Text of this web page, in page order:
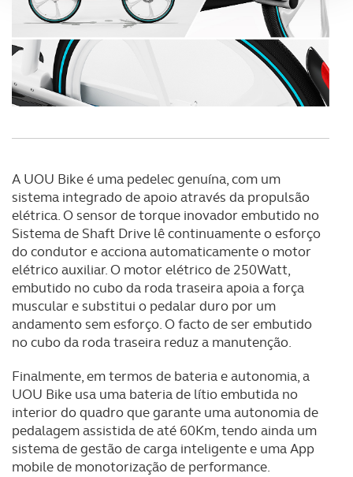
Adicionalmente partilhamos informação, relativa à sua
utilização do nosso site de publicidade e de análise, com
parceiros e organizações na UE e em países terceiros.
O ACP garantirá que as transferências internacionais de
Realçamos que o bloqueio de certo tipo de Cookies e
tecnologias similares pode ter impacto na sua
experiência de navegação no Website e nos serviços
disponibilizados.
A UOU Bike é uma pedelec genuína, com um
sistema integrado de apoio através da propulsão
elétrica. O sensor de torque inovador embutido no
Sistema de Shaft Drive lê continuamente o esforço
do condutor e acciona automaticamente o motor
elétrico auxiliar. O motor elétrico de 250Watt,
embutido no cubo da roda traseira apoia a força
muscular e substitui o pedalar duro por um
andamento sem esforço. O facto de ser embutido
no cubo da roda traseira reduz a manutenção.
Finalmente, em termos de bateria e autonomia, a
UOU Bike usa uma bateria de lítio embutida no
interior do quadro que garante uma autonomia de
pedalagem assistida de até 60Km, tendo ainda um
sistema de gestão de carga inteligente e uma App
mobile de monotorização de performance.